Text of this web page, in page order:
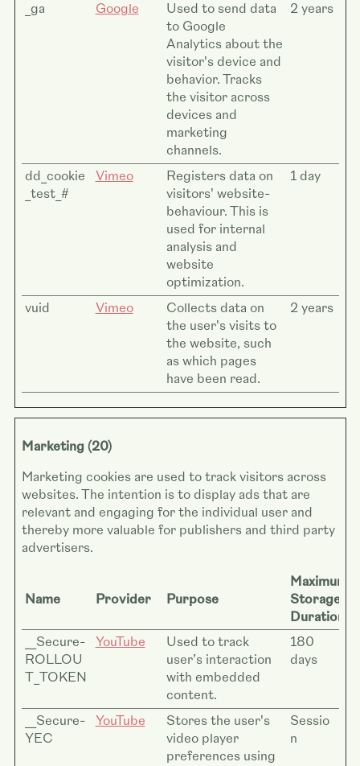
_ga Google
Used to send data
to Google
Analytics about the
visitor's device and
behavior. Tracks
the visitor across
devices and
marketing
channels.
2 years
dd_cookie
_test_#
Vimeo
Registers data on
visitors' website-
behaviour. This is
used for internal
analysis and
website
optimization.
1 day
vuid Vimeo
Collects data on
the user's visits to
the website, such
as which pages
have been read.
2 years
Marketing (20)
Marketing cookies are used to track visitors across
websites. The intention is to display ads that are
relevant and engaging for the individual user and
thereby more valuable for publishers and third party
advertisers.
Name Provider Purpose
Maximum
Storage
Duration
__Secure-
ROLLOU
T_TOKEN
YouTube
Used to track
user’s interaction
with embedded
content.
180
days
__Secure-
YEC
YouTube
Stores the user's
video player
preferences using
Sessio
n